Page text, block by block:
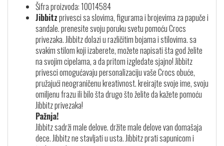
Šifra proizvoda: 10014584
Jibbitzprivesci sa slovima, figurama i brojevima za papuče i
sandale. prenesite svoju poruku svetu pomoću Crocs
privezaka. Jibbitz dolazi u različitim bojama i stilovima. sa
svakim stilom koji izaberete, možete napisati šta god želite
na svojim cipelama, a da pritom izgledate sjajno! Jibbitz
privesci omogućavaju personalizaciju vaše Crocs obuće,
pružajući neograničenu kreativnost. kreirajte svoje ime, svoju
omiljenu frazu ili bilo šta drugo što želite da kažete pomoću
Jibbitz privezaka!
Pažnja!
Jibbitz sadrži male delove. držite male delove van domašaja
dece. Jibbitz ne stavljati u usta. Jibbitz prati sapunicom i